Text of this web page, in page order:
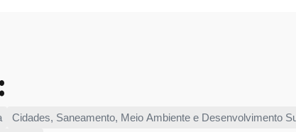
Cidades, Saneamento, Meio Ambiente e Desenvolvimento